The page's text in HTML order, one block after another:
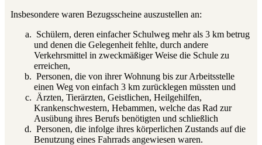
Insbesondere waren Bezugsscheine auszustellen an:
Schülern, deren einfacher Schulweg mehr als 3 km betrug
und denen die Gelegenheit fehlte, durch andere
Verkehrsmittel in zweckmäßiger Weise die Schule zu
erreichen,
Personen, die von ihrer Wohnung bis zur Arbeitsstelle
einen Weg von einfach 3 km zurücklegen müssten und
Ärzten, Tierärzten, Geistlichen, Heilgehilfen,
Krankenschwestern, Hebammen, welche das Rad zur
Ausübung ihres Berufs benötigten und schließlich
Personen, die infolge ihres körperlichen Zustands auf die
Benutzung eines Fahrrads angewiesen waren.